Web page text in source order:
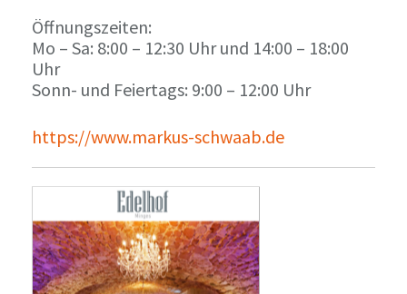
Öffnungszeiten:
Mo – Sa: 8:00 – 12:30 Uhr und 14:00 – 18:00
Uhr
Sonn- und Feiertags: 9:00 – 12:00 Uhr
https://www.markus-schwaab.de